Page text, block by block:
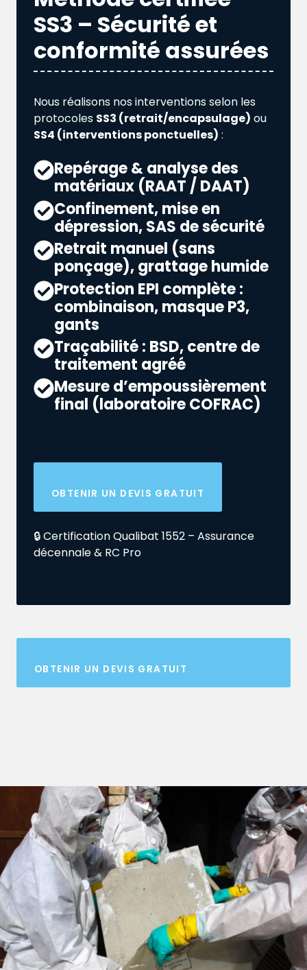
SS3 – Sécurité et
conformité assurées
Nous réalisons nos interventions selon les
protocoles SS3 (retrait/encapsulage) ou
SS4 (interventions ponctuelles) :
Repérage & analyse des
matériaux (RAAT / DAAT)
Confinement, mise en
dépression, SAS de sécurité
Retrait manuel (sans
ponçage), grattage humide
Protection EPI complète :
combinaison, masque P3,
gants
Traçabilité : BSD, centre de
traitement agréé
Mesure d’empoussièrement
final (laboratoire COFRAC)
OBTENIR UN DEVIS GRATUIT
🔒 Certification Qualibat 1552 – Assurance
décennale & RC Pro
OBTENIR UN DEVIS GRATUIT